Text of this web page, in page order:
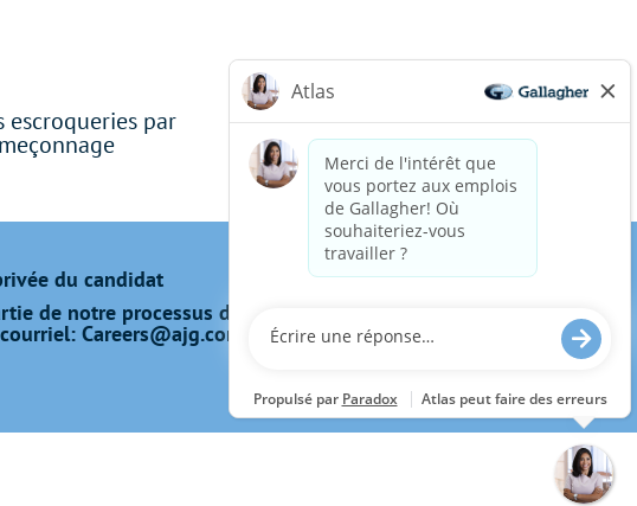
escroqueries par
du candidat
de notre processus de candidature, y compris
Careers@ajg.com